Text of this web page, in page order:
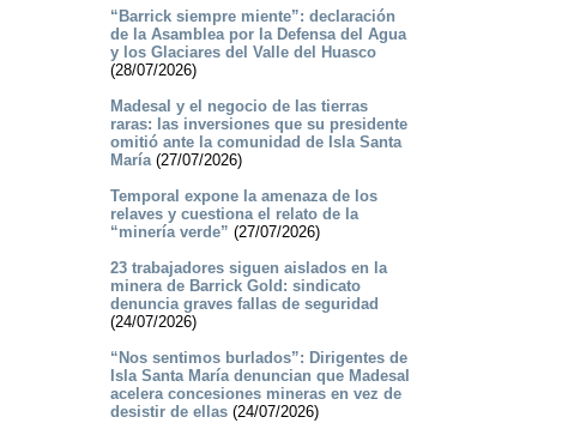
“Barrick siempre miente”: declaración
de la Asamblea por la Defensa del Agua
y los Glaciares del Valle del Huasco
(28/07/2026)
Madesal y el negocio de las tierras
raras: las inversiones que su presidente
omitió ante la comunidad de Isla Santa
María(27/07/2026)
Temporal expone la amenaza de los
relaves y cuestiona el relato de la
“minería verde” (27/07/2026)
23 trabajadores siguen aislados en la
minera de Barrick Gold: sindicato
denuncia graves fallas de seguridad
(24/07/2026)
“Nos sentimos burlados”: Dirigentes de
Isla Santa María denuncian que Madesal
acelera concesiones mineras en vez de
desistir de ellas(24/07/2026)